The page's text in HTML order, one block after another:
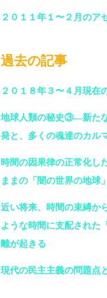
２０１１年１〜２月の
過去の記事
２０１８年３〜４月現
地球人類の秘史③―新た
発と、多くの魂達のカル
時間の因果律の正常化し
ままの「闇の世界の地球
近い将来、時間の束縛か
ような時間に支配された
離が起きる
現代の民主主義の問題